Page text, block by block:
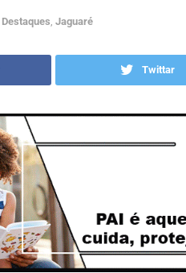
Destaques Jaguaré
Twittar